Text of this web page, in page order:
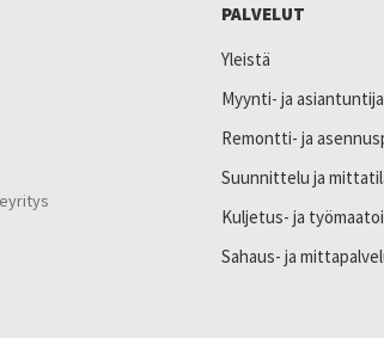
PALVELUT
Yleistä
Myynti- ja
Remontti- ja
Suunnittelu ja
Kuljetus- ja
Sahaus- ja